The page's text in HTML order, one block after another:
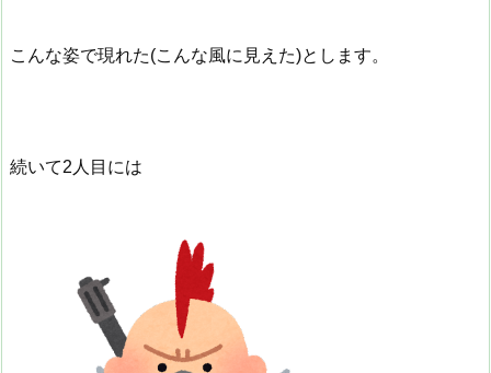
こんな姿で現れた(こんな風に見えた)とします。
続いて2人目には